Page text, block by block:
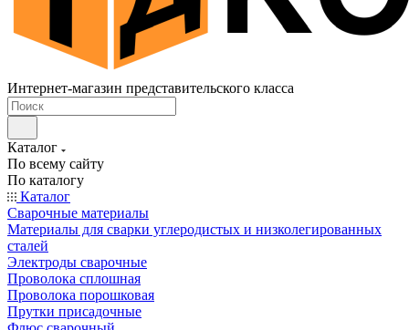
Интернет-магазин представительского класса
Каталог
По всему сайту
По каталогу
Каталог
Сварочные материалы
Материалы для сварки углеродистых и низколегированных
сталей
Электроды сварочные
Проволока сплошная
Проволока порошковая
Прутки присадочные